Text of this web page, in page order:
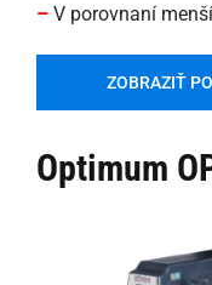
– V porovnaní
ZOBRAZIŤ
Optimum